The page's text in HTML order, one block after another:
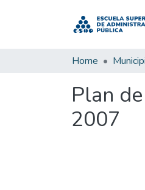
Home
Plan
2007